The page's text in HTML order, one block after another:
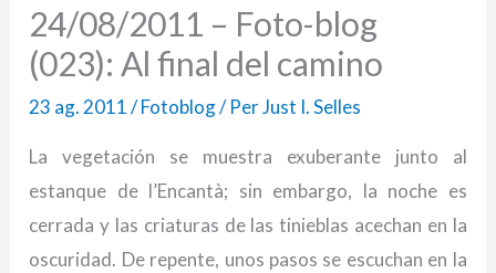
24/08/2011 – Foto-blog
(023): Al final del camino
23 ag. 2011/Fotoblog/ PerJust I. Selles
La vegetación se muestra exuberante junto al
estanque de l’Encantà; sin embargo, la noche es
cerrada y las criaturas de las tinieblas acechan en la
oscuridad. De repente, unos pasos se escuchan en la